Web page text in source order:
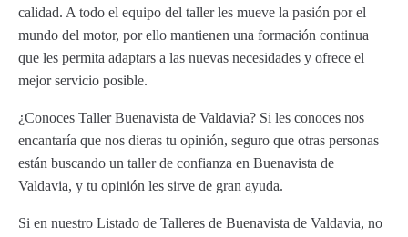
calidad. A todo el equipo del taller les mueve la pasión por el
mundo del motor, por ello mantienen una formación continua
que les permita adaptars a las nuevas necesidades y ofrece el
mejor servicio posible.
¿Conoces Taller Buenavista de Valdavia? Si les conoces nos
encantaría que nos dieras tu opinión, seguro que otras personas
están buscando un taller de confianza en Buenavista de
Valdavia, y tu opinión les sirve de gran ayuda.
Si en nuestro Listado de Talleres de Buenavista de Valdavia, no